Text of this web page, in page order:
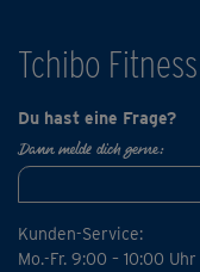
Tchibo Fitness
Du hast eine Frage?
Dann melde dich gerne:
Kunden-Service:
Mo.-Fr. 9:00 – 10:00 Uhr